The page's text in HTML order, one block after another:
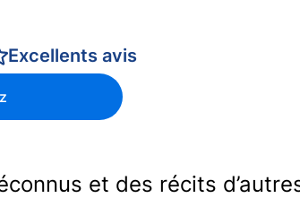
Excellents avis
et des récits